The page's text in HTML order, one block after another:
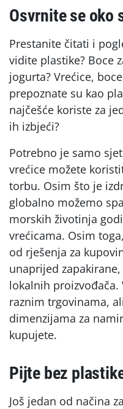
Osvrnite se oko
Prestanite čitati i
vidite plastike? Boce
jogurta? Vrećice,
prepoznate su kao
najčešće koriste za
ih izbjeći?
Potrebno je samo
vrećice možete
torbu. Osim što je
globalno možemo
morskih životinja
vrećicama. Osim
od rješenja za
unaprijed
lokalnih
raznim trgovinama,
dimenzijama za
kupujete.
Pijte bez
Još jedan od načina